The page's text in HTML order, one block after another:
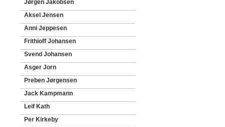
Jørgen Jakobsen
Aksel Jensen
Anni Jeppesen
Frithioff Johansen
Svend Johansen
Asger Jorn
Preben Jørgensen
Jack Kampmann
Leif Kath
Per Kirkeby